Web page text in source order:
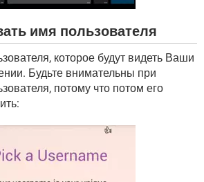
имя пользователя
которое будут видеть Ваши
Будьте внимательны при
потому что потом его